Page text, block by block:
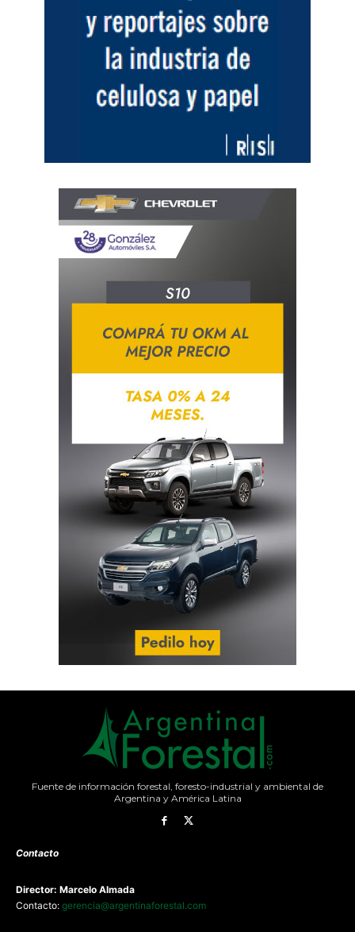
Fuente de información forestal, foresto-industrial y ambiental de
Argentina y América Latina
Contacto
Director: Marcelo Almada
Contacto: gerencia@argentinaforestal.com